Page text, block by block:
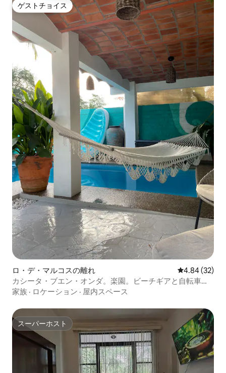
ゲストチョイス
ゲストチョイス
ロ・デ・マルコスの離れ レビュー32
4.84 (32)
カシータ・ブエン・オンダ。楽園。ビーチギアと自転車付
き
家族 · ロケーション · 屋内スペース
スーパーホスト
スーパーホスト